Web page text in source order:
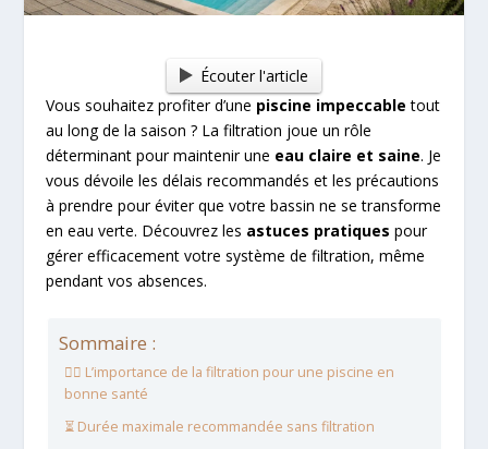
Écouter l'article
Vous souhaitez profiter d’une piscine impeccable tout
au long de la saison ? La filtration joue un rôle
déterminant pour maintenir une eau claire et saine. Je
vous dévoile les délais recommandés et les précautions
à prendre pour éviter que votre bassin ne se transforme
en eau verte. Découvrez les astuces pratiques pour
gérer efficacement votre système de filtration, même
pendant vos absences.
Sommaire :
🏊‍♂️ L’importance de la filtration pour une piscine en
bonne santé
⏳ Durée maximale recommandée sans filtration